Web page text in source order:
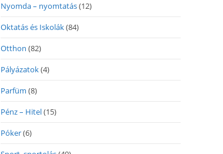
Nyomda – nyomtatás(12)
Oktatás és Iskolák(84)
Otthon (82)
Pályázatok(4)
Parfüm (8)
Pénz – Hitel(15)
Póker(6)